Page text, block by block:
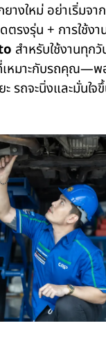
างใหม่ อย่าเริ่มจา
ตรงรุ่น + การใช้ง
สำหรับใช้งานทุก
เหมาะกับรถคุณ—พ
ะ รถจะนิ่งและมั่นใ